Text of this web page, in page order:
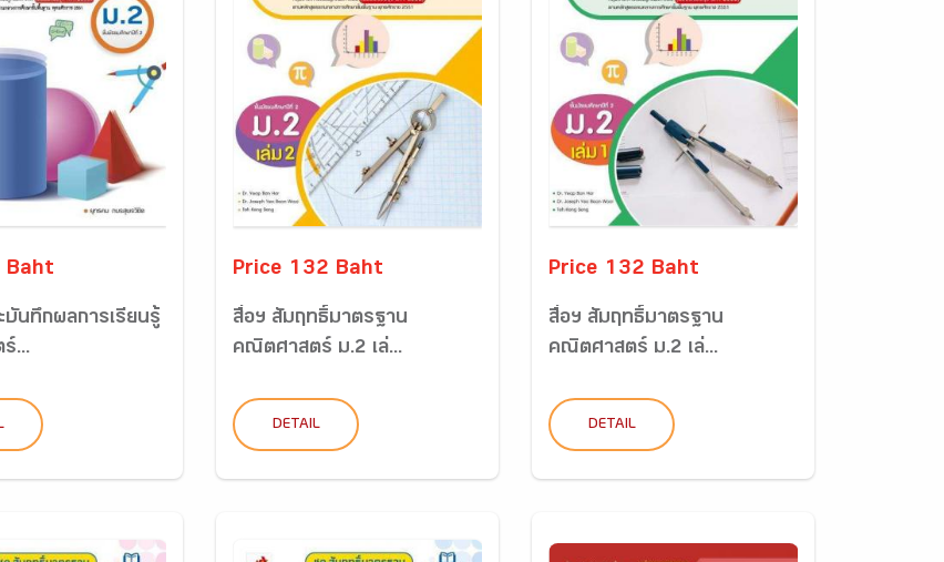
Baht
บันทึกผลการเรียนรู้
...
Price 132 Baht
สื่อฯ สัมฤทธิ์มาตรฐาน
คณิตศาสตร์ ม.2 เล่...
DETAIL
Price 132 Baht
สื่อฯ สัมฤทธิ์มาตรฐาน
คณิตศาสตร์ ม.2 เล่...
DETAIL